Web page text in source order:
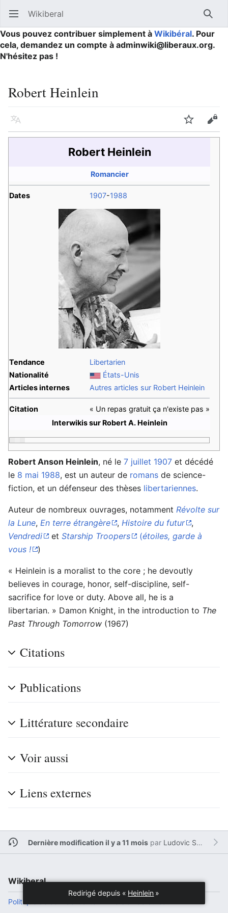
Ouvrir le menu principal Wikiberal
Vous pouvez contribuer simplement à Wikibéral. Pour
cela, demandez un compte à adminwiki@liberaux.org.
N'hésitez pas !
Robert Heinlein
Langue Suivre
Robert Heinlein
Romancier
Dates 1907-1988
Tendance
Libertarien
Nationalité
États-Unis
Articles internes
Autres articles sur Robert Heinlein
Citation
« Un repas gratuit ça n'existe pas »
Interwikis sur Robert A. Heinlein
Robert Anson Heinlein, né le 7 juillet 1907 et décédé
le 8 mai 1988, est un auteur de romans de science-
fiction, et un défenseur des thèses libertariennes.
Auteur de nombreux ouvrages, notamment Révolte sur
la Lune, En terre étrangère , Histoire du futur
,
Vendredi
et Starship Troopers (étoiles, garde à
vous !
)
« Heinlein is a moralist to the core ; he devoutly
believes in courage, honor, self-discipline, self-
sacrifice for love or duty. Above all, he is a
libertarian. » Damon Knight, in the introduction to The
Past Through Tomorrow (1967)
Citations
Publications
Littérature secondaire
Voir aussi
Liens externes
Dernière modification il y a 11 moispar Ludovic Sesim
Wikiberal
Politique de confidentialité
Redirigé depuis « Heinlein »